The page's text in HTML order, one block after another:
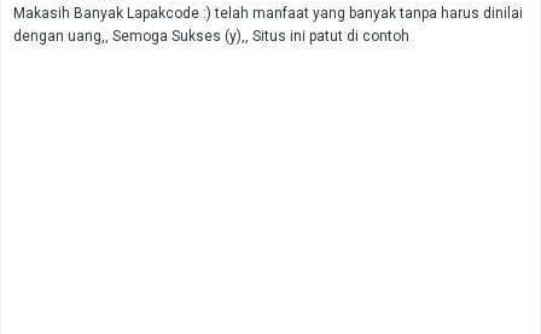
Makasih Banyak Lapakcode :) telah manfaat yang banyak tanpa harus dinilai
dengan uang,, Semoga Sukses (y),, Situs ini patut di contoh